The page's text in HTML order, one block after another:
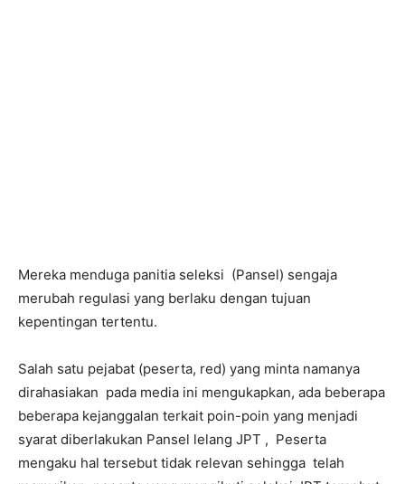
Mereka menduga panitia seleksi (Pansel) sengaja
merubah regulasi yang berlaku dengan tujuan
kepentingan tertentu.
Salah satu pejabat (peserta, red) yang minta namanya
dirahasiakan pada media ini mengukapkan, ada beberapa
beberapa kejanggalan terkait poin-poin yang menjadi
syarat diberlakukan Pansel lelang JPT , Peserta
mengaku hal tersebut tidak relevan sehingga telah